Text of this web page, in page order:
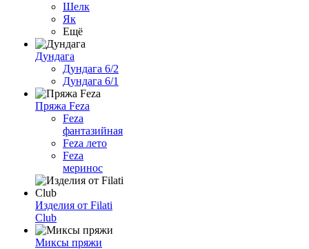
Шелк
Як
Ещё
Дундага
Дундага 6/2
Дундага 6/1
Пряжа Feza
Feza
фантазийная
Feza лето
Feza
меринос
Изделия от Filati
Club
Миксы пряжи